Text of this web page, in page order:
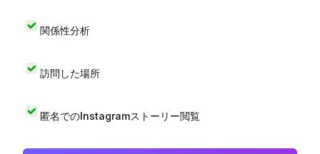
関係性分析
訪問した場所
匿名でのInstagramストーリー閲覧